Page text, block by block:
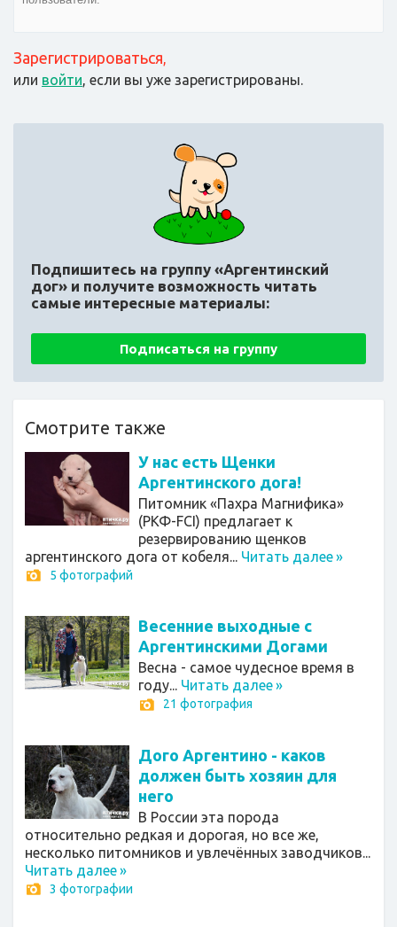
Зарегистрироваться,
или войти, если вы уже зарегистрированы.
Подпишитесь на группу «Аргентинский
дог» и получите возможность читать
самые интересные материалы:
Подписаться на группу
Смотрите также
У нас есть Щенки
Аргентинского дога!
Питомник «Пахра Магнифика»
(РКФ-FCI) предлагает к
резервированию щенков
аргентинского дога от кобеля... Читать далее»
5 фотографий
Весенние выходные с
Аргентинскими Догами
Весна - самое чудесное время в
году... Читать далее»
21 фотография
Дого Аргентино - каков
должен быть хозяин для
него
В России эта порода
относительно редкая и дорогая, но все же,
несколько питомников и увлечённых заводчиков...
Читать далее»
3 фотографии